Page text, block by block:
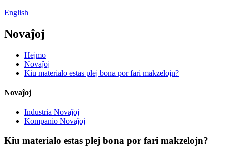
English
Novaĵoj
Hejmo
Novaĵoj
Kiu materialo estas plej bona por fari makzelojn?
Novaĵoj
Industria Novaĵoj
Kompanio Novaĵoj
Kiu materialo estas plej bona por fari makzelojn?